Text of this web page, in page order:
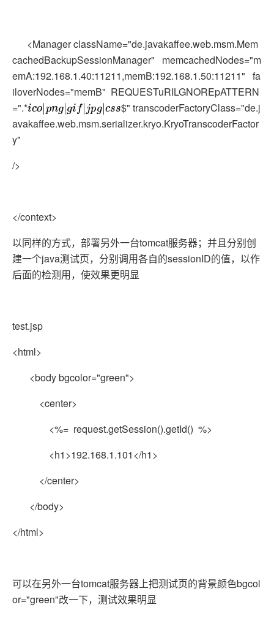
<Manager className="de.javakaffee.web.msm.Mem
cachedBackupSessionManager" memcachedNodes="m
emA:192.168.1.40:11211,memB:192.168.1.50:11211" fa
iloverNodes="memB" REQUESTuRILGNOREpATTERN
=".*ico|png|gif|jpg|css
$" transcoderFactoryClass="de.j
avakaffee.web.msm.serializer.kryo.KryoTranscoderFactor
y"
/>
</context>
以同样的方式，部署另外一台tomcat服务器；并且分别创
建一个java测试页，分别调用各自的sessionID的值，以作
后面的检测用，使效果更明显
test.jsp
<html>
<body bgcolor="green">
<center>
<%= request.getSession().getId() %>
<h1>192.168.1.101</h1>
</center>
</body>
</html>
可以在另外一台tomcat服务器上把测试页的背景颜色bgcol
or="green"改一下，测试效果明显